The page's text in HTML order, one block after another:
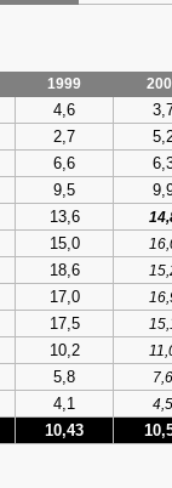
1999
4,6
2,7
6,6
9,5
13,6
15,0
18,6
17,0
17,5
10,2
5,8
7,6
4,1 4,5
10,43